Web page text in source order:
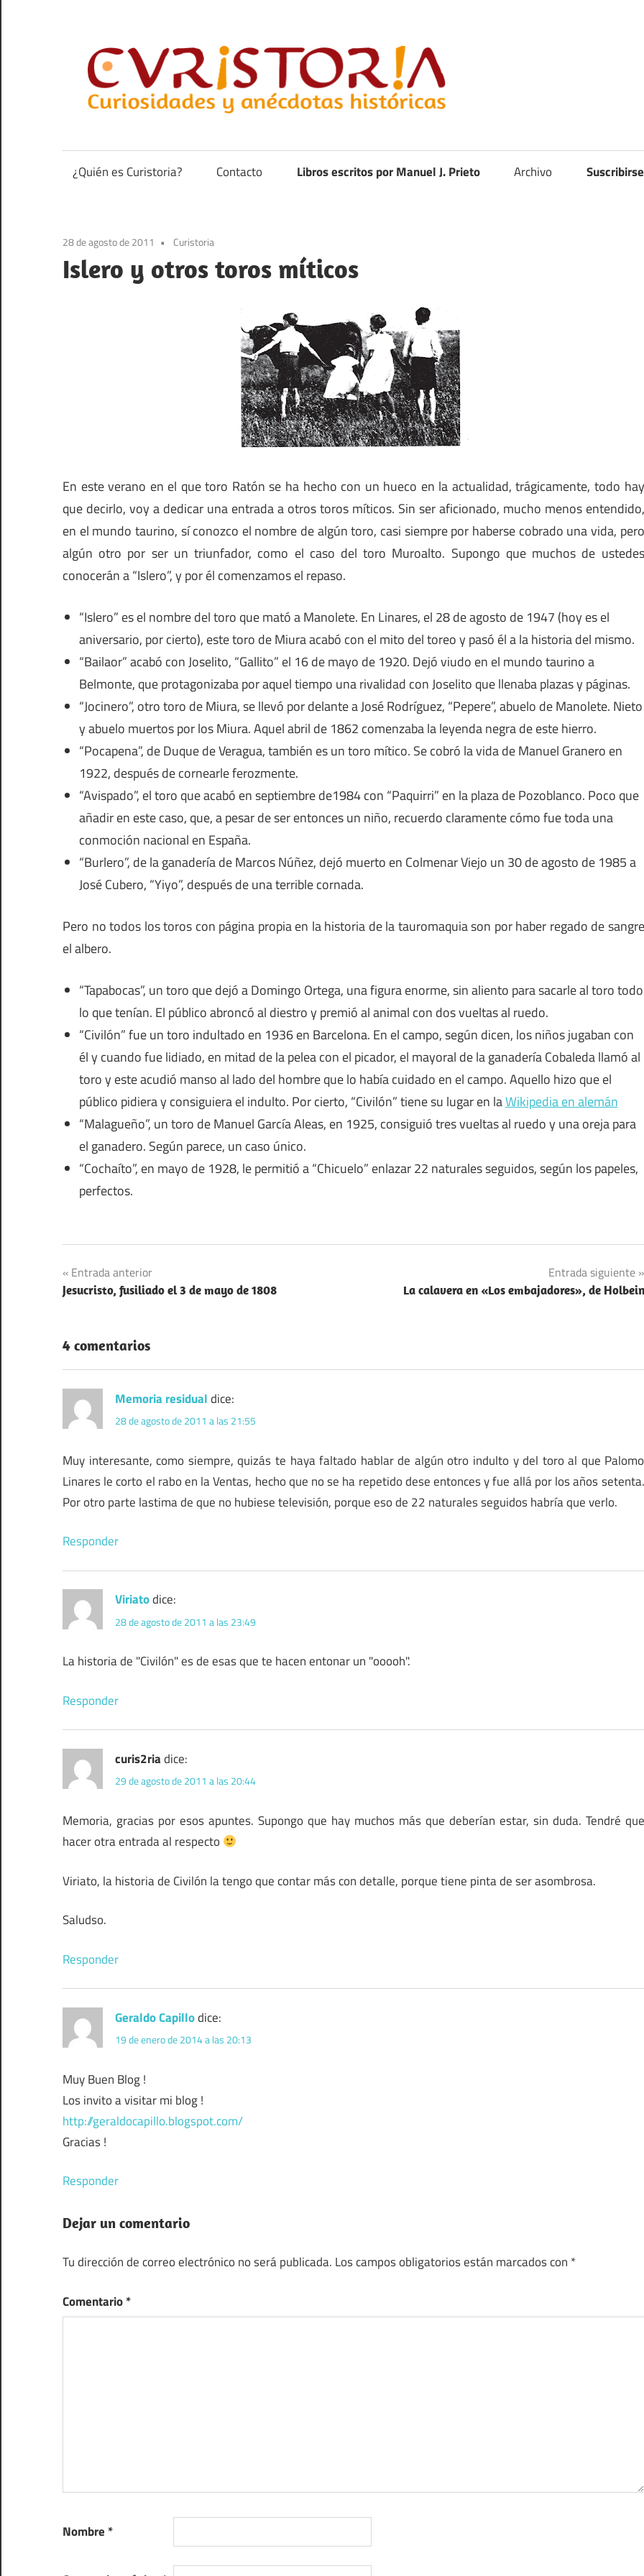
contenido
anécdotas
de
¿Quién es Curistoria? Contacto Libros escritos por Manuel J. Prieto Archivo
28 de agosto de 2011 Curistoria
Islero y otros toros míticos
En este verano en el que toro Ratón se ha hecho con un hueco en la actualidad, trágicamente, todo hay
que decirlo, voy a dedicar una entrada a otros toros míticos. Sin ser aficionado, mucho menos entendido,
en el mundo taurino, sí conozco el nombre de algún toro, casi siempre por haberse cobrado una vida, pero
algún otro por ser un triunfador, como el caso del toro Muroalto. Supongo que muchos de ustedes
conocerán a “Islero”, y por él comenzamos el repaso.
“Islero” es el nombre del toro que mató a Manolete. En Linares, el 28 de agosto de 1947 (hoy es el
aniversario, por cierto), este toro de Miura acabó con el mito del toreo y pasó él a la historia del mismo.
“Bailaor” acabó con Joselito, “Gallito” el 16 de mayo de 1920. Dejó viudo en el mundo taurino a
Belmonte, que protagonizaba por aquel tiempo una rivalidad con Joselito que llenaba plazas y páginas.
“Jocinero”, otro toro de Miura, se llevó por delante a José Rodríguez, “Pepere”, abuelo de Manolete. Nieto
y abuelo muertos por los Miura. Aquel abril de 1862 comenzaba la leyenda negra de este hierro.
“Pocapena”, de Duque de Veragua, también es un toro mítico. Se cobró la vida de Manuel Granero en
1922, después de cornearle ferozmente.
“Avispado”, el toro que acabó en septiembre de1984 con “Paquirri” en la plaza de Pozoblanco. Poco que
añadir en este caso, que, a pesar de ser entonces un niño, recuerdo claramente cómo fue toda una
conmoción nacional en España.
“Burlero”, de la ganadería de Marcos Núñez, dejó muerto en Colmenar Viejo un 30 de agosto de 1985 a
José Cubero, “Yiyo”, después de una terrible cornada.
Pero no todos los toros con página propia en la historia de la tauromaquia son por haber regado de sangre
el albero.
“Tapabocas”, un toro que dejó a Domingo Ortega, una figura enorme, sin aliento para sacarle al toro todo
lo que tenían. El público abroncó al diestro y premió al animal con dos vueltas al ruedo.
“Civilón” fue un toro indultado en 1936 en Barcelona. En el campo, según dicen, los niños jugaban con
él y cuando fue lidiado, en mitad de la pelea con el picador, el mayoral de la ganadería Cobaleda llamó al
toro y este acudió manso al lado del hombre que lo había cuidado en el campo. Aquello hizo que el
público pidiera y consiguiera el indulto. Por cierto, “Civilón” tiene su lugar en laWikipedia en alemán
“Malagueño”, un toro de Manuel García Aleas, en 1925, consiguió tres vueltas al ruedo y una oreja para
el ganadero. Según parece, un caso único.
“Cochaíto”, en mayo de 1928, le permitió a “Chicuelo” enlazar 22 naturales seguidos, según los papeles,
perfectos.
Navegación
de
entradas
Entrada anterior
Jesucristo, fusiliado el 3 de mayo de 1808
Entrada siguiente
La calavera en «Los embajadores», de Holbein
4 comentarios
Memoria residualdice:
28 de agosto de 2011 a las 21:55
Muy interesante, como siempre, quizás te haya faltado hablar de algún otro indulto y del toro al que Palomo
Linares le corto el rabo en la Ventas, hecho que no se ha repetido dese entonces y fue allá por los años setenta.
Por otro parte lastima de que no hubiese televisión, porque eso de 22 naturales seguidos habría que verlo.
Responder
Viriatodice:
28 de agosto de 2011 a las 23:49
La historia de "Civilón" es de esas que te hacen entonar un "ooooh".
Responder
curis2riadice:
29 de agosto de 2011 a las 20:44
Memoria, gracias por esos apuntes. Supongo que hay muchos más que deberían estar, sin duda. Tendré que
hacer otra entrada al respecto
Viriato, la historia de Civilón la tengo que contar más con detalle, porque tiene pinta de ser asombrosa.
Saludso.
Responder
Geraldo Capillodice:
19 de enero de 2014 a las 20:13
Muy Buen Blog !
Los invito a visitar mi blog !
http://geraldocapillo.blogspot.com/
Gracias !
Responder
Dejar un comentario
Tu dirección de correo electrónico no será publicada. Los campos obligatorios están marcados con *
Comentario*
Nombre *